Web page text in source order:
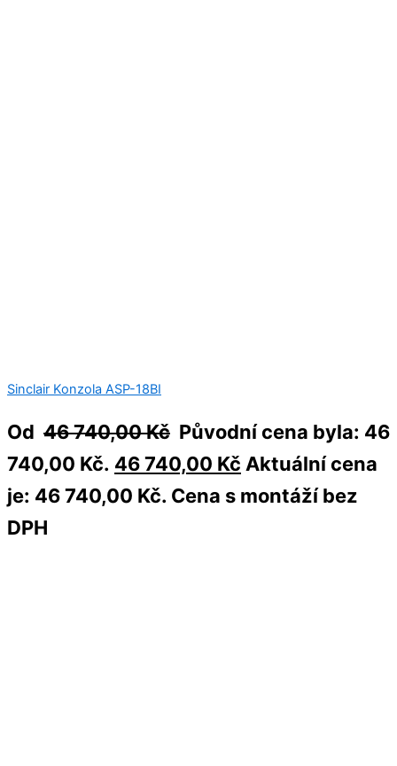
Sinclair Konzola ASP-18BI
Od 46 740,00Kč Původní cena byla: 46
740,00 Kč. 46 740,00 Kč Aktuální cena
je: 46 740,00 Kč. Cena s montáží bez
DPH